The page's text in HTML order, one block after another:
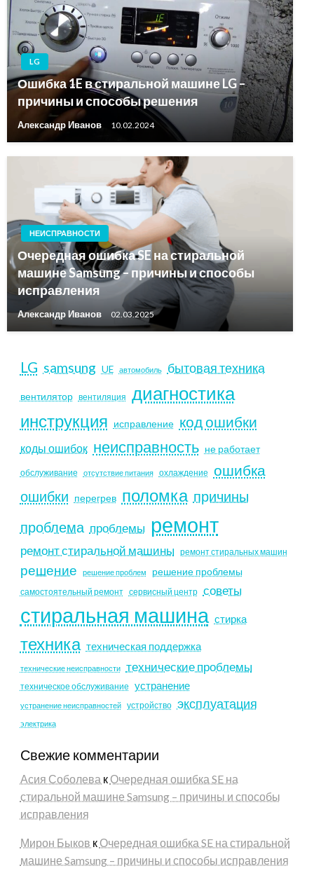
LG
Ошибка 1E в стиральной машине LG –
причины и способы решения
Александр Иванов 10.02.2024
НЕИСПРАВНОСТИ
Очередная ошибка SE на стиральной
машине Samsung – причины и способы
исправления
Александр Иванов 02.03.2025
LG samsung UE автомобиль бытовая техника
вентилятор вентиляция диагностика
инструкция исправление код ошибки
коды ошибок неисправность не работает
обслуживание отсутствие питания охлаждение ошибка
ошибки
перегрев поломка причины
проблема проблемы ремонт
ремонт стиральной машины ремонт стиральных машин
решение решение проблем решение проблемы
самостоятельный ремонт сервисный центр советы
стиральная машина стирка
техника техническая поддержка
технические неисправности технические проблемы
техническое обслуживание устранение
устранение неисправностей устройство эксплуатация
электрика
Свежие комментарии
Асия Соболева к Очередная ошибка SE на
стиральной машине Samsung – причины и способы
исправления
Мирон Быков к Очередная ошибка SE на стиральной
машине Samsung – причины и способы исправления